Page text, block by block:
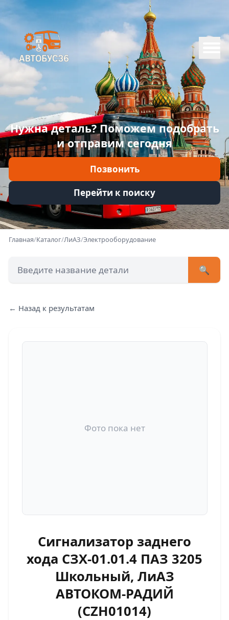
Нужна деталь? Поможем подобрать
и отправим сегодня
Позвонить
Перейти к поиску
Меню
Главная
Каталог
Марки
Информация
Главная/Каталог/ЛиАЗ/Электрооборудование
🔍
← Назад к результатам
Фото пока нет
Сигнализатор заднего
хода СЗХ-01.01.4 ПАЗ 3205
Школьный, ЛиАЗ
АВТОКОМ-РАДИЙ
(CZH01014)